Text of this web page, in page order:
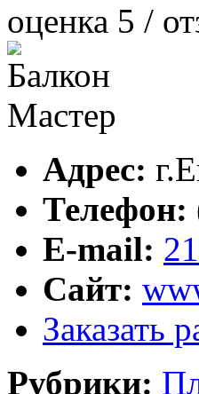
оценка 5 /
Адрес: г.
Телефон:
E-mail:
Сайт:
Заказать
Рубрики: